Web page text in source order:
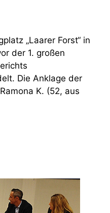
„Laarer Forst“ in
der 1. großen
Die Anklage der
K. (52, aus